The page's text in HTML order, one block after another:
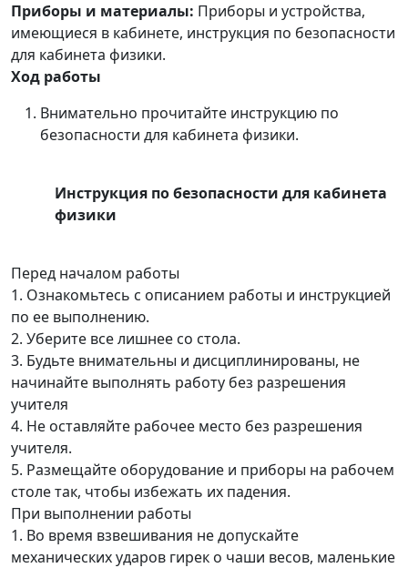
Приборы и материалы: Приборы и устройства,
имеющиеся в кабинете, инструкция по безопасности
для кабинета физики.
Ход работы
Внимательно прочитайте инструкцию по
безопасности для кабинета физики.
Инструкция по безопасности для кабинета
физики
Перед началом работы
1. Ознакомьтесь с описанием работы и инструкцией
по ее выполнению.
2. Уберите все лишнее со стола.
3. Будьте внимательны и дисциплинированы, не
начинайте выполнять работу без разрешения
учителя
4. Не оставляйте рабочее место без разрешения
учителя.
5. Размещайте оборудование и приборы на рабочем
столе так, чтобы избежать их падения.
При выполнении работы
1. Во время взвешивания не допускайте
механических ударов гирек о чаши весов, маленькие